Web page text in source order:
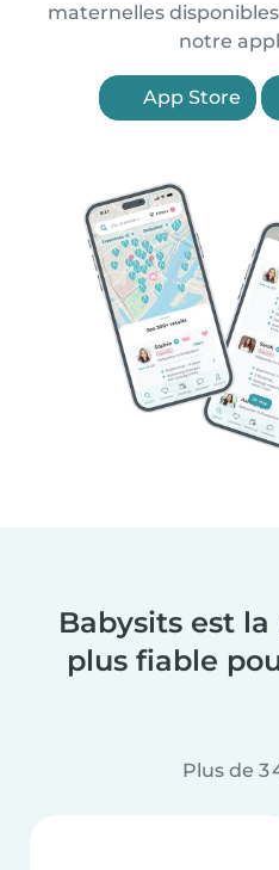
maternelles
notre
App Store
Babysits est
plus fiable
Plus de 3